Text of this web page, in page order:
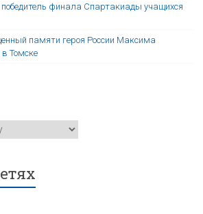
финала Спартакиады учащихся
памяти героя России Максима
Томске